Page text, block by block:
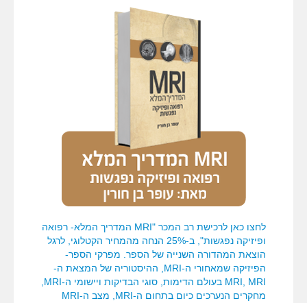
לחצו כאן לרכישת רב המכר "MRI המדריך המלא- רפואה
ופיזיקה נפגשות", ב-25% הנחה מהמחיר הקטלוגי, לרגל
הוצאת המהדורה השנייה של הספר. מפרקי הספר-
הפיזיקה שמאחורי ה-MRI, ההיסטוריה של המצאת ה-
מחקרים הנערכים כיום בתחום ה-MRI, מצב ה-MRI